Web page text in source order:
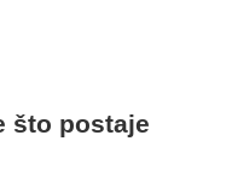
što postaje